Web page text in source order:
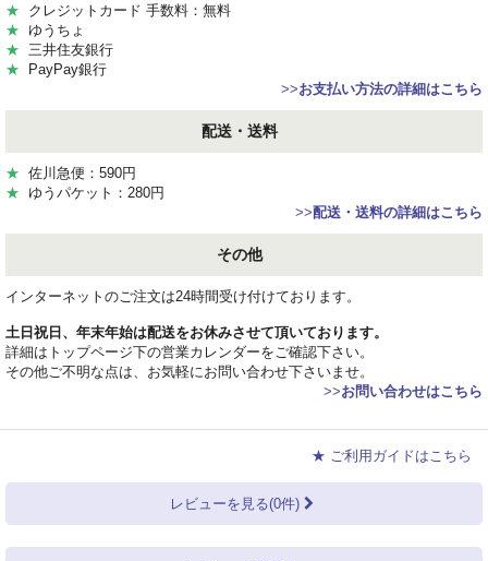
★ クレジットカード 手数料：無料
★ ゆうちょ
★ 三井住友銀行
★ PayPay銀行
>>お支払い方法の詳細はこちら
配送・送料
★ 佐川急便：590円
★ ゆうパケット：280円
>>配送・送料の詳細はこちら
その他
インターネットのご注文は24時間受け付けております。
土日祝日、年末年始は配送をお休みさせて頂いております。
詳細はトップページ下の営業カレンダーをご確認下さい。
その他ご不明な点は、お気軽にお問い合わせ下さいませ。
>>お問い合わせはこちら
★ ご利用ガイドはこちら
レビューを見る(0件)